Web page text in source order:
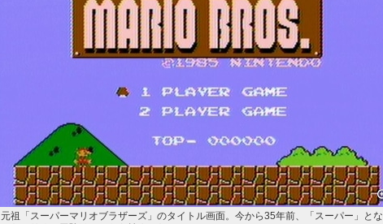
元祖「スーパーマリオブラザーズ」のタイトル画面。今から35年前、「スーパー」とな